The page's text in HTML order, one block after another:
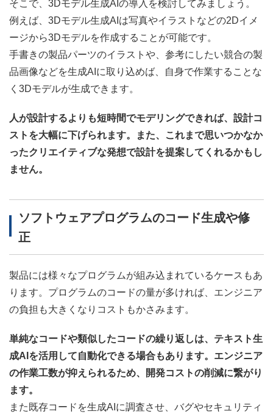
そこで、3Dモデル生成AIの導入を検討してみましょう。
例えば、3Dモデル生成AIは写真やイラストなどの2Dイメ
ージから3Dモデルを作成することが可能です。
手書きの製品パーツのイラストや、参考にしたい競合の製
品画像などを生成AIに取り込めば、自身で作業することな
く3Dモデルが生成できます。
人が設計するよりも短時間でモデリングできれば、設計コ
ストを大幅に下げられます。また、これまで思いつかなか
ったクリエイティブな発想で設計を提案してくれるかもし
ません。
ソフトウェアプログラムのコード生成や修
正
製品には様々なプログラムが組み込まれているケースもあ
ります。プログラムのコードの量が多ければ、エンジニア
の負担も大きくなりコストもかさみます。
単純なコードや類似したコードの繰り返しは、テキスト生
成AIを活用して自動化できる場合もあります。エンジニア
の作業工数が抑えられるため、開発コストの削減に繋がり
ます。
また既存コードを生成AIに調査させ、バグやセキュリティ